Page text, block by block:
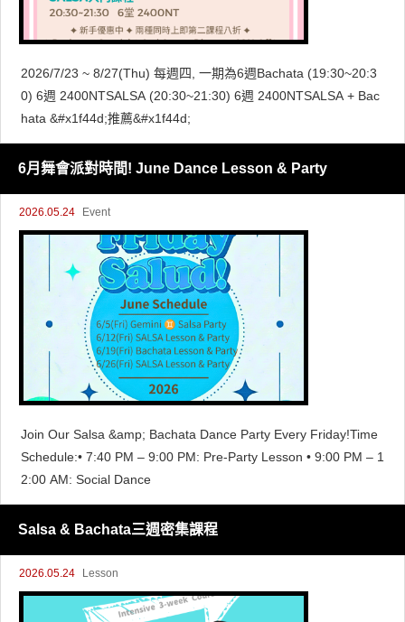
2026/7/23 ~ 8/27(Thu) 每週四, 一期為6週Bachata (19:30~20:3
0) 6週 2400NTSALSA (20:30~21:30) 6週 2400NTSALSA + Bac
hata &#x1f44d;推薦&#x1f44d;
6月舞會派對時間! June Dance Lesson & Party
2026.05.24 Event
Join Our Salsa &amp; Bachata Dance Party Every Friday!Time
Schedule:• 7:40 PM – 9:00 PM: Pre-Party Lesson • 9:00 PM – 1
2:00 AM: Social Dance
Salsa & Bachata三週密集課程
2026.05.24 Lesson